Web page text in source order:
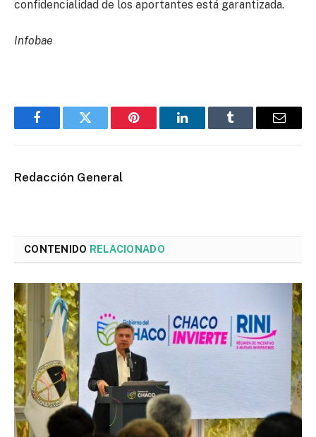
confidencialidad de los aportantes está garantizada.
Infobae
FacebookTwitter Pinterest LinkedInTumblr Email
Redacción General
CONTENIDO RELACIONADO